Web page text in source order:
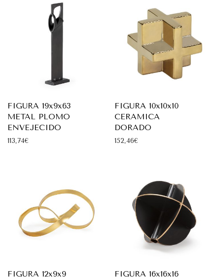
FIGURA 19x9x63
METAL PLOMO
ENVEJECIDO
113,74€
FIGURA 10x10x10
CERAMICA
DORADO
152,46€
FIGURA 12x9x9
FIGURA 16x16x16